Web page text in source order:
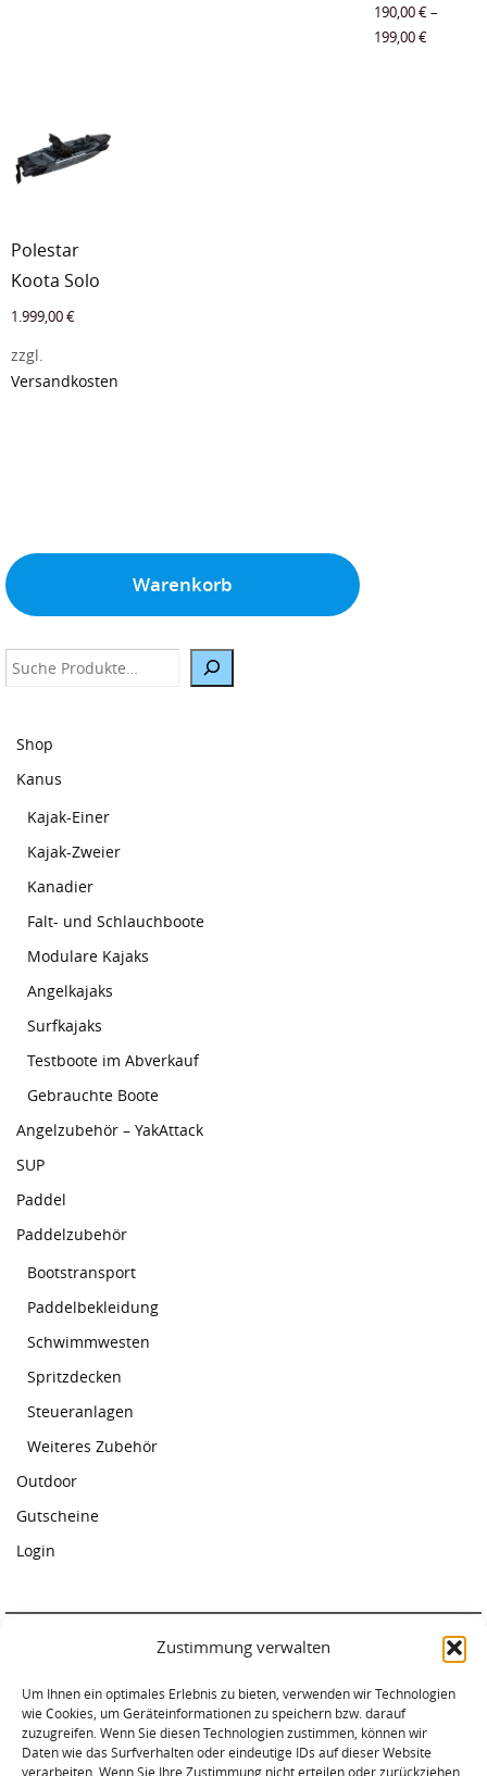
Zustimmung verwalten
Um Ihnen ein optimales Erlebnis zu bieten, verwenden wir Technologien
wie Cookies, um Geräteinformationen zu speichern bzw. darauf
zuzugreifen. Wenn Sie diesen Technologien zustimmen, können wir
Daten wie das Surfverhalten oder eindeutige IDs auf dieser Website
verarbeiten. Wenn Sie Ihre Zustimmung nicht erteilen oder zurückziehen,
190,00€–
199,00€
Polestar
Koota Solo
1.999,00€
zzgl.
Versandkosten
Warenkorb
Suche
Shop
Kanus
Kajak-Einer
Kajak-Zweier
Kanadier
Falt- und Schlauchboote
Modulare Kajaks
Angelkajaks
Surfkajaks
Testboote im Abverkauf
Gebrauchte Boote
Angelzubehör – YakAttack
SUP
Paddel
Paddelzubehör
Bootstransport
Paddelbekleidung
Schwimmwesten
Spritzdecken
Steueranlagen
Weiteres Zubehör
Outdoor
Gutscheine
Login
Am Warnowufer 59
18057 Rostock
Tel. 0381-2034620